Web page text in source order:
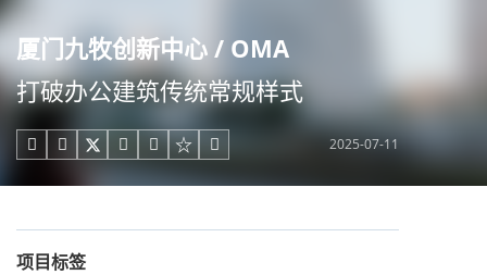
厦门九牧创新中心 / OMA
打破办公建筑传统常规样式
     2025-07-11
项目标签